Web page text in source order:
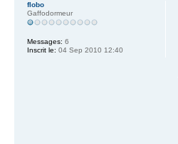
flobo
Gaffodormeur
Messages: 6
Inscrit le: 04 Sep 2010 12:40